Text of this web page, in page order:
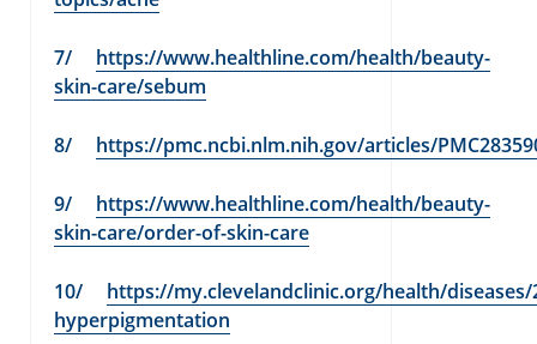
https://www.healthline.com/health/beauty-
skin-care/sebum
https://pmc.ncbi.nlm.nih.gov/articles/
https://www.healthline.com/health/beauty-
skin-care/order-of-skin-care
https://my.clevelandclinic.org/health/diseases/
hyperpigmentation